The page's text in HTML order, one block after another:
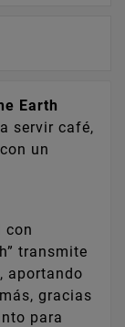
Earth
servir café,
un
con
transmite
aportando
gracias
para